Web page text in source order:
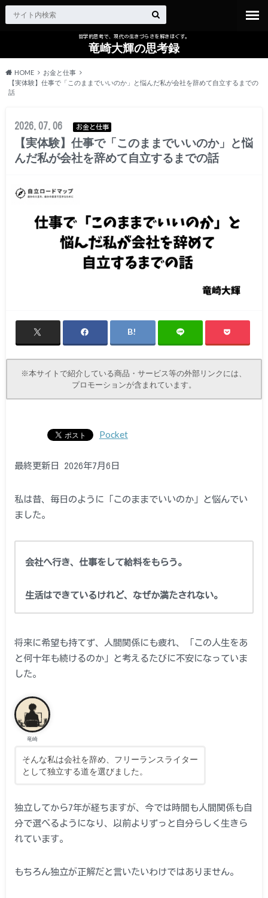
哲学的思考で、現代の生きづらさを解きほぐす。
竜崎大輝の思考録
HOME
お金と仕事
【実体験】仕事で「このままでいいのか」と悩んだ私が会社を辞めて自立するまでの
話
2026.07.06 お金と仕事
【実体験】仕事で「このままでいいのか」と悩
んだ私が会社を辞めて自立するまでの話
※本サイトで紹介している商品・サービス等の外部リンクには、
プロモーションが含まれています。
Pocket
最終更新日 2026年7月6日
私は昔、毎日のように「このままでいいのか」と悩んでい
ました。
会社へ行き、仕事をして給料をもらう。
生活はできているけれど、なぜか満たされない。
将来に希望も持てず、人間関係にも疲れ、「この人生をあ
と何十年も続けるのか」と考えるたびに不安になっていま
した。
竜崎
そんな私は会社を辞め、フリーランスライター
として独立する道を選びました。
独立してから7年が経ちますが、今では時間も人間関係も自
分で選べるようになり、以前よりずっと自分らしく生きら
れています。
もちろん独立が正解だと言いたいわけではありません。